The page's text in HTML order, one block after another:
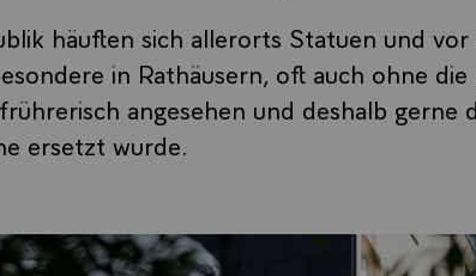
häuften sich allerorts Statuen und
in Rathäusern, oft auch ohne
angesehen und deshalb gerne
ersetzt wurde.